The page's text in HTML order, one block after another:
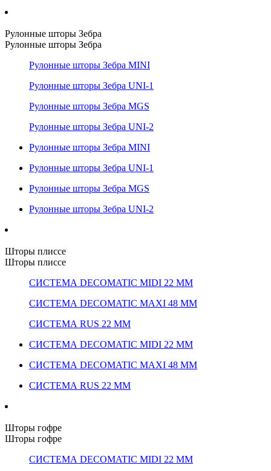
Рулонные шторы Зебра
Рулонные шторы Зебра
Рулонные шторы Зебра MINI
Рулонные шторы Зебра UNI-1
Рулонные шторы Зебра MGS
Рулонные шторы Зебра UNI-2
Рулонные шторы Зебра MINI
Рулонные шторы Зебра UNI-1
Рулонные шторы Зебра MGS
Рулонные шторы Зебра UNI-2
Шторы плиссе
Шторы плиссе
СИСТЕМА DECOMATIC MIDI 22 ММ
СИСТЕМА DECOMATIC MAXI 48 ММ
СИСТЕМА RUS 22 ММ
СИСТЕМА DECOMATIC MIDI 22 ММ
СИСТЕМА DECOMATIC MAXI 48 ММ
СИСТЕМА RUS 22 ММ
Шторы гофре
Шторы гофре
СИСТЕМА DECOMATIC MIDI 22 ММ